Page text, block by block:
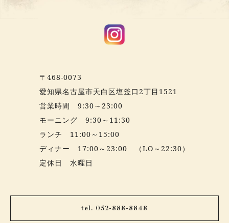
〒468-0073
愛知県名古屋市天白区塩釜口2丁目1521
営業時間 9:30～23:00
モーニング 9:30～11:30
ランチ 11:00～15:00
ディナー 17:00～23:00 （LO～22:30）
定休日 水曜日
tel. 052-888-8848